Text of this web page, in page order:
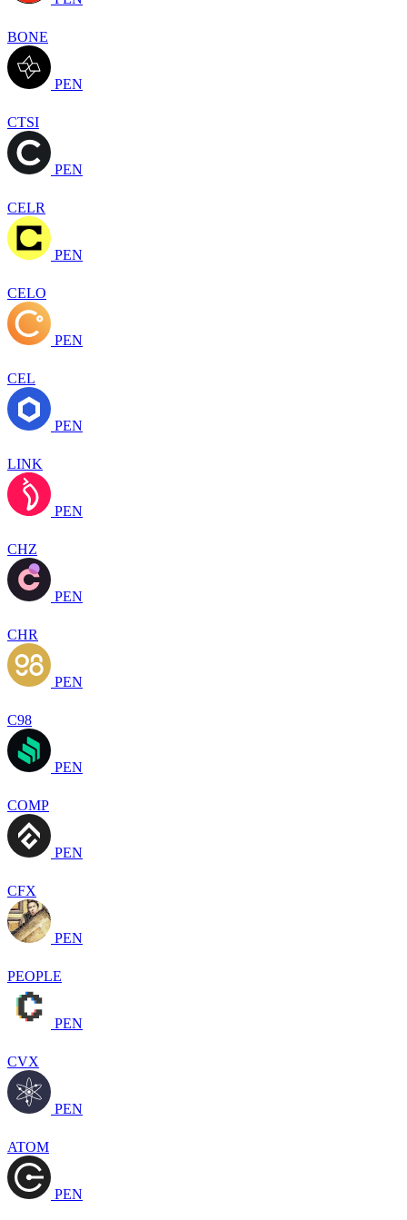
BONE
PEN
CTSI
PEN
CELR
PEN
CELO
PEN
CEL
PEN
LINK
PEN
CHZ
PEN
CHR
PEN
C98
PEN
COMP
PEN
CFX
PEN
PEOPLE
PEN
CVX
PEN
ATOM
PEN